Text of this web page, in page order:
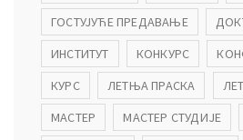
ГОСТУЈУЋЕ ПРЕДАВАЊЕ
ИНСТИТУТ
КОНКУРС
КУРС
ЛЕТЊА ПРАСКА
МАСТЕР
МАСТЕР СТУДИЈЕ